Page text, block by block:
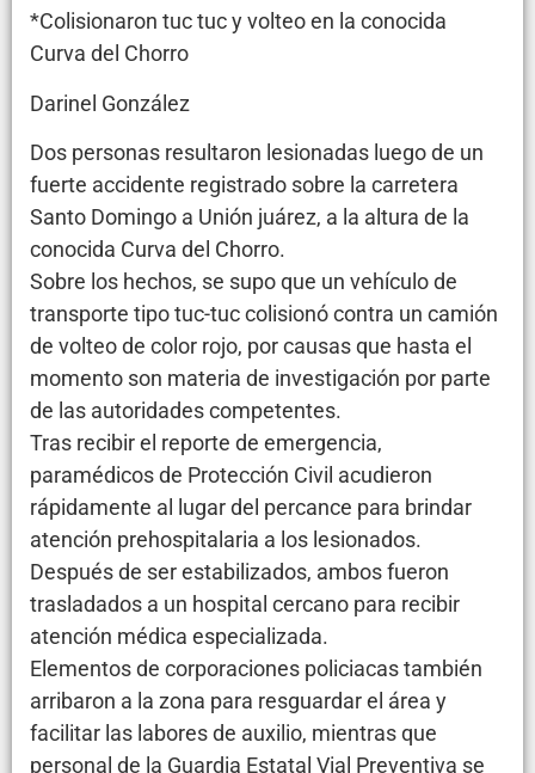
*Colisionaron tuc tuc y volteo en la conocida
Curva del Chorro
Darinel González
Dos personas resultaron lesionadas luego de un
fuerte accidente registrado sobre la carretera
Santo Domingo a Unión juárez, a la altura de la
conocida Curva del Chorro.
Sobre los hechos, se supo que un vehículo de
transporte tipo tuc-tuc colisionó contra un camión
de volteo de color rojo, por causas que hasta el
momento son materia de investigación por parte
de las autoridades competentes.
Tras recibir el reporte de emergencia,
paramédicos de Protección Civil acudieron
rápidamente al lugar del percance para brindar
atención prehospitalaria a los lesionados.
Después de ser estabilizados, ambos fueron
trasladados a un hospital cercano para recibir
atención médica especializada.
Elementos de corporaciones policiacas también
arribaron a la zona para resguardar el área y
facilitar las labores de auxilio, mientras que
personal de la Guardia Estatal Vial Preventiva se